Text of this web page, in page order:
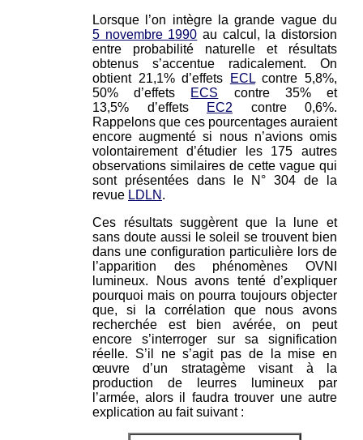
Lorsque l’on intègre la grande vague du
5 novembre 1990 au calcul, la distorsion
entre probabilité naturelle et résultats
obtenus s’accentue radicalement. On
obtient 21,1% d’effets
ECLcontre 5,8%,
50% d’effets ECS contre 35% et
13,5% d’effets
EC2 contre 0,6%.
Rappelons que ces pourcentages auraient
encore augmenté si nous n’avions omis
volontairement d’étudier les 175 autres
observations similaires de cette vague qui
sont présentées dans le N° 304 de la
revue LDLN .
Ces résultats suggèrent que la lune et
sans doute aussi le soleil se trouvent bien
dans une configuration particulière lors de
l’apparition des phénomènes OVNI
lumineux. Nous avons tenté d’expliquer
pourquoi mais on pourra toujours objecter
que, si la corrélation que nous avons
recherchée est bien avérée, on peut
encore s’interroger sur sa signification
réelle. S’il ne s’agit pas de la mise en
œuvre d’un stratagème visant à la
production de leurres lumineux par
l’armée, alors il faudra trouver une autre
explication au fait suivant :